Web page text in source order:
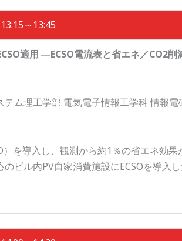
～13:45
適用 ―ECSO電流表と省エネ／CO2削
理工学部 電気電子情報工学科 情報電
を導入し、観測から約1％の省エネ効果
ビル内PV自家消費施設にECSOを導入